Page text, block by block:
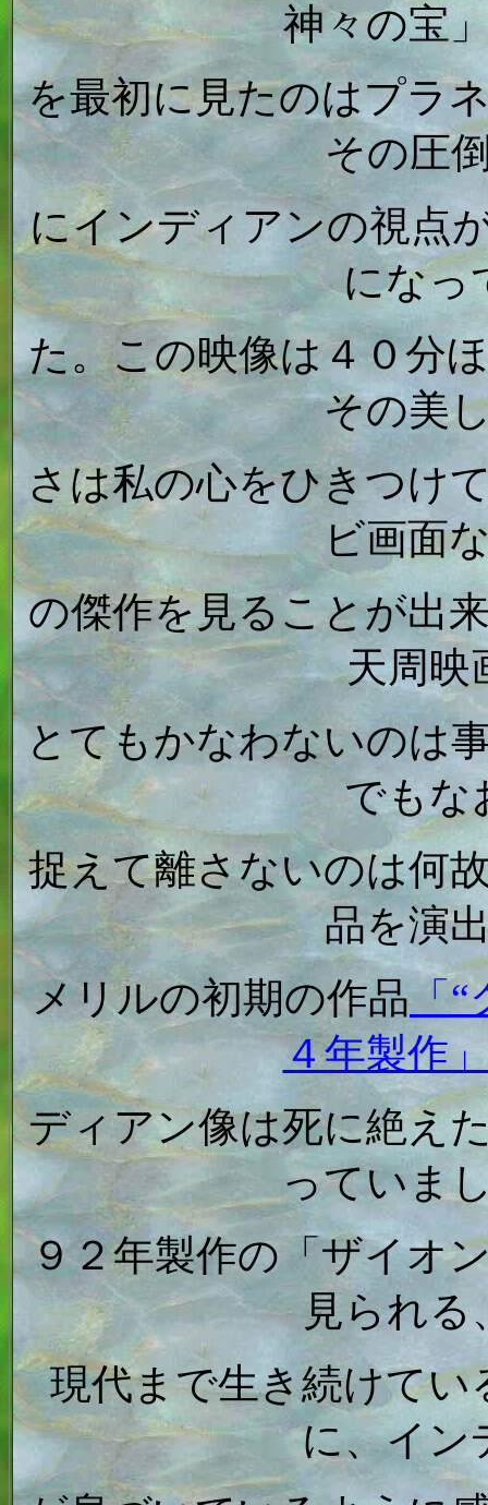
神々の宝
を最初に見たのはプラ
その圧
にインディアンの視点
になっ
た。この映像は４０分
その美
さは私の心をひきつけ
ビ画面
の傑作を見ることが出
天周映
とてもかなわないのは
でもな
捉えて離さないのは何
品を演
メリルの初期の作品「“
４年製作
ディアン像は死に絶え
っていま
９２年製作の「ザイオ
見られる
現代まで生き続けて
に、イン